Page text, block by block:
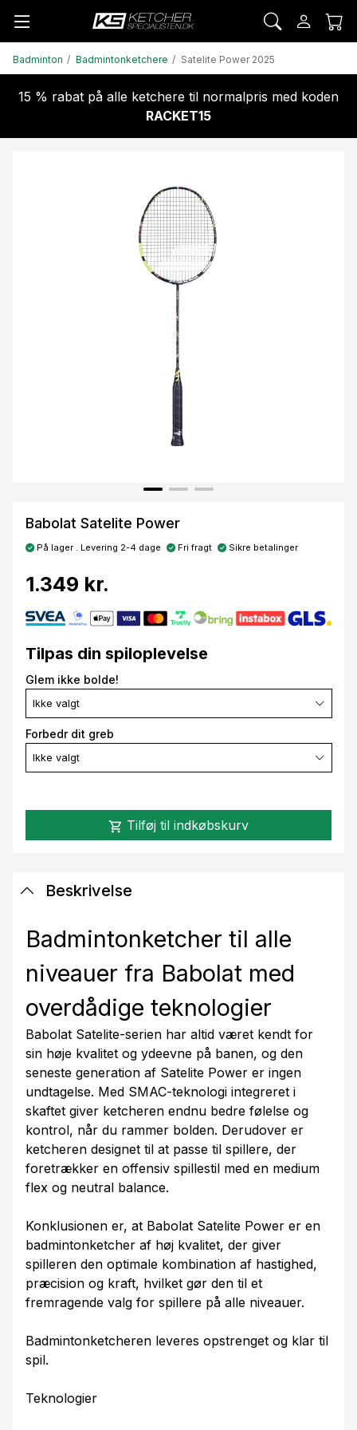
Badminton Badmintonketchere Satelite Power 2025
15 % rabat på alle ketchere til normalpris med koden
RACKET15
Babolat Satelite Power
På lager . Levering 2-4 dage Fri fragt Sikre betalinger
1.349 kr.
Tilpas din spiloplevelse
Glem ikke bolde!
Ikke valgt
Forbedr dit greb
Ikke valgt
shopping_cart Tilføj til indkøbskurv
Beskrivelse
Badmintonketcher til alle
niveauer fra Babolat med
overdådige teknologier
Babolat Satelite-serien har altid været kendt for
sin høje kvalitet og ydeevne på banen, og den
seneste generation af Satelite Power er ingen
undtagelse. Med SMAC-teknologi integreret i
skaftet giver ketcheren endnu bedre følelse og
kontrol, når du rammer bolden. Derudover er
ketcheren designet til at passe til spillere, der
foretrækker en offensiv spillestil med en medium
flex og neutral balance.
Konklusionen er, at Babolat Satelite Power er en
badmintonketcher af høj kvalitet, der giver
spilleren den optimale kombination af hastighed,
præcision og kraft, hvilket gør den til et
fremragende valg for spillere på alle niveauer.
Badmintonketcheren leveres opstrenget og klar til
spil.
Teknologier